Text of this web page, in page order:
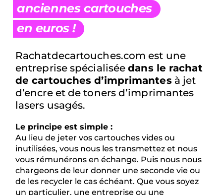
anciennes cartouches
en euros !
Rachatdecartouches.com est une
entreprise spécialiséedans le rachat
de cartouches d’imprimantes à jet
d’encre et de toners d’imprimantes
lasers usagés.
Le principe est simple :
Au lieu de jeter vos cartouches vides ou
inutilisées, vous nous les transmettez et nous
vous rémunérons en échange. Puis nous nous
chargeons de leur donner une seconde vie ou
de les recycler le cas échéant. Que vous soyez
un particulier, une entreprise ou une